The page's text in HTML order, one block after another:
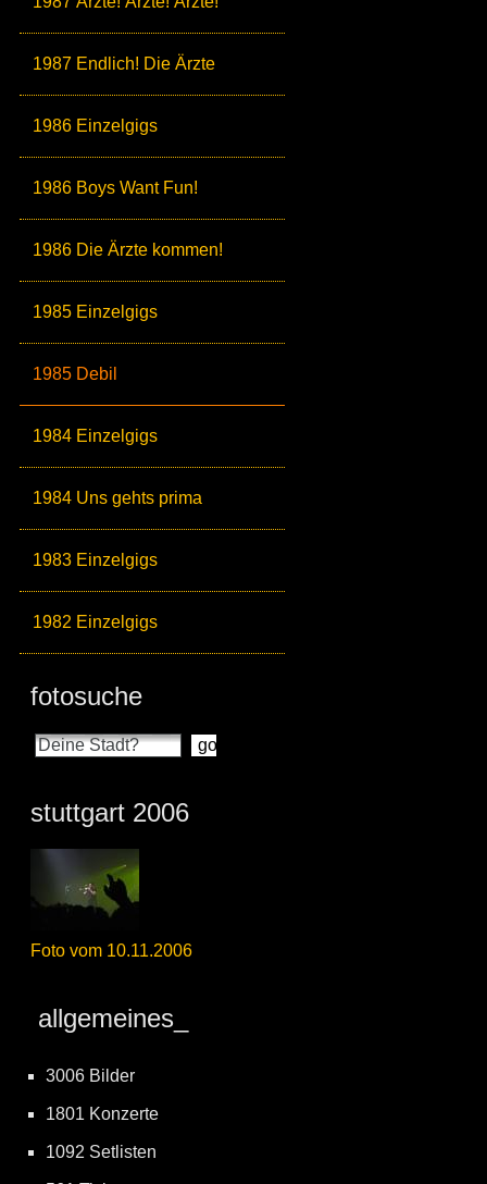
1987 Endlich! Die Ärzte
1986 Einzelgigs
1986 Boys Want Fun!
1986 Die Ärzte kommen!
1985 Einzelgigs
1985 Debil
1984 Einzelgigs
1984 Uns gehts prima
1983 Einzelgigs
1982 Einzelgigs
fotosuche
stuttgart 2006
Foto vom 10.11.2006
allgemeines_
3006 Bilder
1801 Konzerte
1092 Setlisten